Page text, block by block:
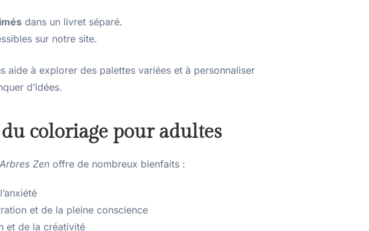
dans un livret séparé.
sur notre site.
aide à explorer des palettes variées et à personnaliser
d’idées.
coloriage pour adultes
Zen offre de nombreux bienfaits :
et de la pleine conscience
et de la créativité